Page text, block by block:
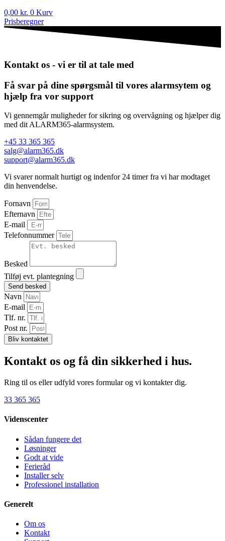
0,00 kr. 0 Kurv
Prisberegner
Kontakt os - vi er til at tale med
Få svar på dine spørgsmål til vores alarmsytem og
hjælp fra vor support
Vi gennemgår muligheder for sikring og overvågning og hjælper dig
med dit ALARM365-alarmsystem.
+45 33 365 365
salg@alarm365.dk
support@alarm365.dk
Vi svarer normalt hurtigt og indenfor 24 timer fra vi har modtaget
din henvendelse.
Fornavn
Efternavn
E-mail
Telefonnummer
Besked
Tilføj evt. plantegning
Send besked
Navn
E-mail
Tlf. nr.
Post nr.
Bliv kontaktet
Kontakt os og få din sikkerhed i hus.
Ring til os eller udfyld vores formular og vi kontakter dig.
33 365 365
Videnscenter
Sådan fungere det
Løsninger
Godt at vide
Ferieråd
Installer selv
Professionel installation
Generelt
Om os
Kontakt